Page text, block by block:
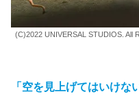
(C)2022 UNIVERSAL STUDIOS. All
「空を見上げてはいけな